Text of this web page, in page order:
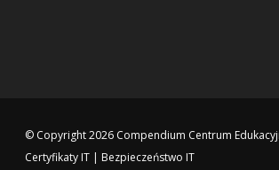
© Copyright 2026 Compendium Centrum
Certyfikaty IT | Bezpieczeństwo IT